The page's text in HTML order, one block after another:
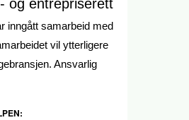
og entrepriserett
inngått samarbeid med
vil ytterligere
Ansvarlig